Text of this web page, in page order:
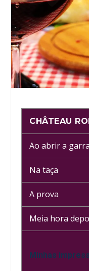
CHÂTEAU
Ao abrir a
Na taça
A prova
Meia hora
Minhas